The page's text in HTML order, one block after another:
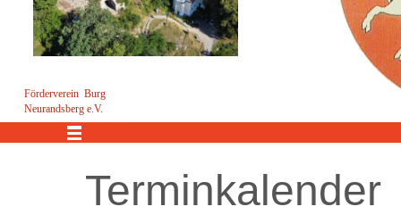
Förderverein Burg
Neurandsberg e.V.
Terminkalender